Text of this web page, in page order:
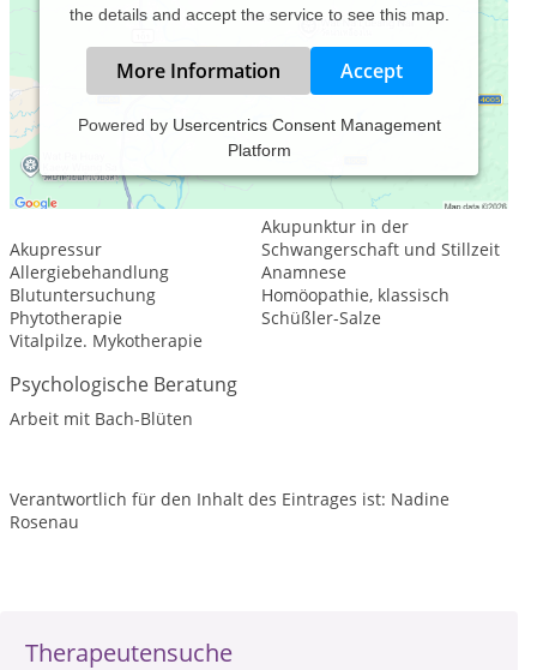
Therapeutensuche
the details and accept the service to see this map.
More Information Accept
Powered by Usercentrics Consent Management
Platform
Leistungsspektrum:
Traditionelle und komplementäre Medizin, Heilkunde
Akupressur
Akupunktur in der
Schwangerschaft und Stillzeit
Allergiebehandlung
Anamnese
Blutuntersuchung
Homöopathie, klassisch
Phytotherapie
Schüßler-Salze
Vitalpilze. Mykotherapie
Psychologische Beratung
Arbeit mit Bach-Blüten
Verantwortlich für den Inhalt des Eintrages ist: Nadine
Rosenau